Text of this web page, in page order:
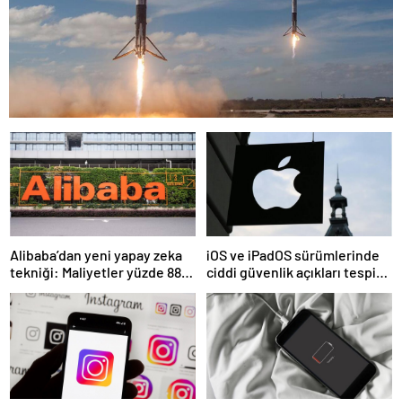
Alibaba’dan yeni yapay zeka
tekniği: Maliyetler yüzde 88
düşüyor
iOS ve iPadOS sürümlerinde
ciddi güvenlik açıkları tespit
edildi